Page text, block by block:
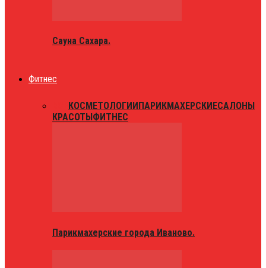
Сауна Сахара.
Фитнес
КОСМЕТОЛОГИИПАРИКМАХЕРСКИЕСАЛОНЫ
КРАСОТЫФИТНЕС
Парикмахерские города Иваново.